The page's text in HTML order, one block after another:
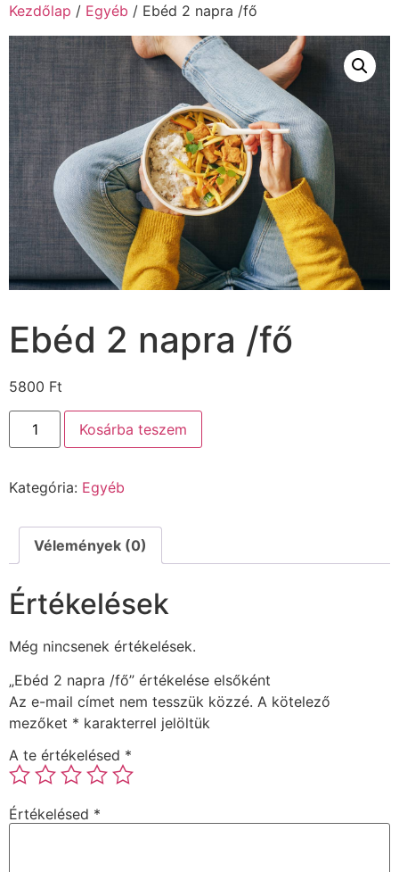
Kezdőlap / Egyéb / Ebéd 2 napra /fő
Ebéd 2 napra /fő
5800 Ft
Kosárba teszem
Kategória: Egyéb
Vélemények (0)
Értékelések
Még nincsenek értékelések.
„Ebéd 2 napra /fő” értékelése elsőként
Az e-mail címet nem tesszük közzé. A kötelező
mezőket * karakterrel jelöltük
A te értékelésed *
Értékelésed *